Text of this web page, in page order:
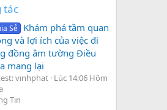
tác
Sẻ Khám phá tầm quan
và lợi ích của việc đi
đồng âm tường Điều
mang lại
vinhphat Lúc 14:06 Hôm
Tin